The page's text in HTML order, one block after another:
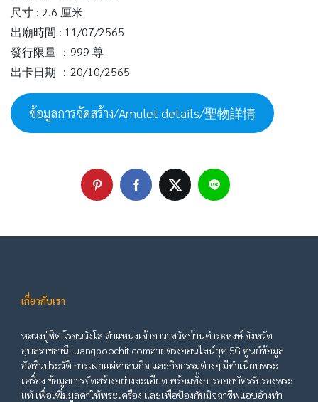
尺寸 : 2.6 厘米
出廟時間 : 11/07/2565
發行限量 ：999 尊
出卡日期 ：20/10/2565
ข้อมูลการจัดสร้าง/Amulet details/聖物詳情
เกี่ยวกับเรา
หลวงปู่ชิต โรจนวังโส ตำแหน่งเจ้าอาวาสวัดบ้านคำระหงษ์ จังหวัด
อุบลราชธานี luangpoochit.comสายตรงออนไลน์ยุค 5G ศูนย์ข้อมูล
อัตชีวประวัติ การเผยแผ่ศาสนกิจ และกิจกรรมต่างๆ มีทำเนียบพระ
เครื่อง ข้อมูลการจัดสร้างอย่างละเอียด พร้อมทั้งการออกบัตรรับรองพระ
แท้ เพื่อเพิ่มมูลค่าให้พระเครื่อง และเพื่อป้องกันมิจฉาชีพแอบอ้างทำ